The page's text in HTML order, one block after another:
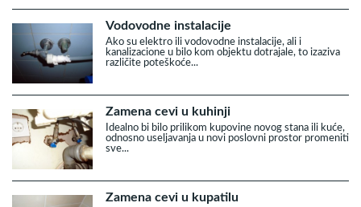
Vodovodne instalacije
Ako su elektro ili vodovodne instalacije, ali i
kanalizacione u bilo kom objektu dotrajale, to izaziva
različite poteškoće...
Zamena cevi u kuhinji
Idealno bi bilo prilikom kupovine novog stana ili kuće,
odnosno useljavanja u novi poslovni prostor promeniti
sve...
Zamena cevi u kupatilu